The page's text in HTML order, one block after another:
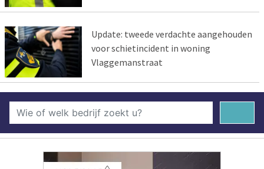
Update: tweede verdachte aangehouden
voor schietincident in woning
Vlaggemanstraat